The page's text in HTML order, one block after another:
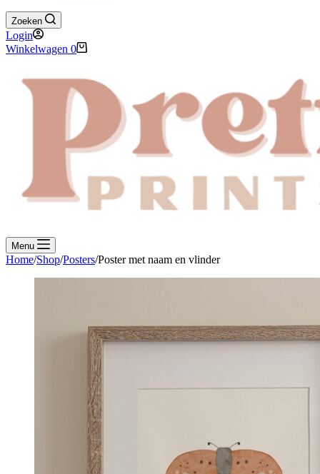
Zoeken
Login
Winkelwagen 0
Menu
Home/Shop/Posters/Poster met naam en vlinder